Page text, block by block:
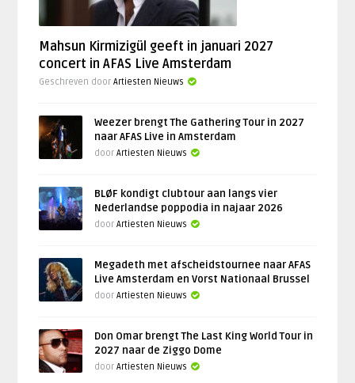
Mahsun Kirmizigül geeft in januari 2027
concert in AFAS Live Amsterdam
Geschreven doorArtiesten Nieuws
Weezer brengt The Gathering Tour in 2027
naar AFAS Live in Amsterdam
doorArtiesten Nieuws
BLØF kondigt clubtour aan langs vier
Nederlandse poppodia in najaar 2026
doorArtiesten Nieuws
Megadeth met afscheidstournee naar AFAS
Live Amsterdam en Vorst Nationaal Brussel
doorArtiesten Nieuws
Don Omar brengt The Last King World Tour in
2027 naar de Ziggo Dome
doorArtiesten Nieuws